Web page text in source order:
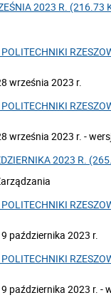
2023 R. (216.73
września 2023 r.
września 2023 r. -
2023 R.
października 2023 r.
października 2023 r. -